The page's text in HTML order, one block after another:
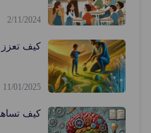
2/11/2024
كيف تعزز
11/01/2025
كيف تساهم